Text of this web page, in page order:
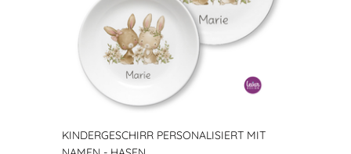
KINDERGESCHIRR PERSONALISIERT MIT